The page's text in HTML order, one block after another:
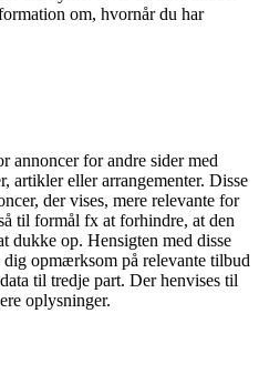
om, hvornår du har
annoncer for andre sider med
artikler eller arrangementer. Disse
der vises, mere relevante for
til formål fx at forhindre, at den
dukke op. Hensigten med disse
opmærksom på relevante tilbud
til tredje part. Der henvises til
oplysninger.